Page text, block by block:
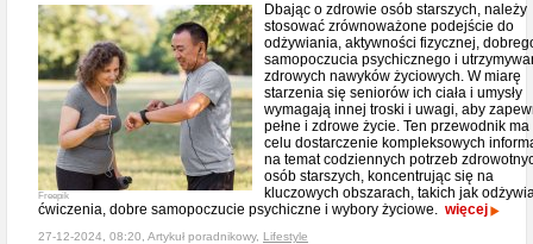
Freepik
Dbając o zdrowie osób starszych, należy
stosować zrównoważone podejście do
odżywiania, aktywności fizycznej,
samopoczucia psychicznego i
zdrowych nawyków życiowych. W miarę
starzenia się seniorów ich ciała i umysły
wymagają innej troski i uwagi, aby
pełne i zdrowe życie. Ten przewodnik ma
celu dostarczenie kompleksowych
na temat codziennych potrzeb
osób starszych, koncentrując się na
kluczowych obszarach, takich jak
ćwiczenia, dobre samopoczucie psychiczne i wybory życiowe. więcej
27-12-2024, 08:20, Artykuł poradnikowy, Lifestyle